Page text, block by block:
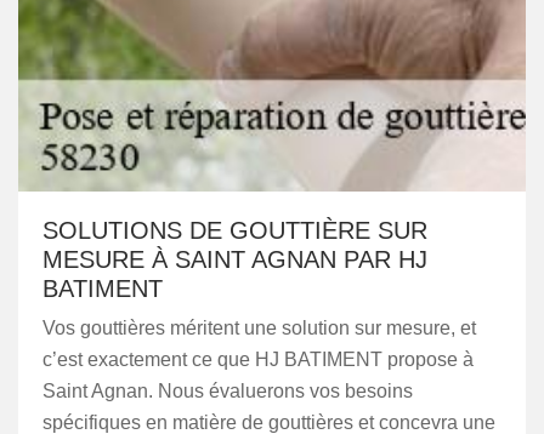
SOLUTIONS DE GOUTTIÈRE SUR
MESURE À SAINT AGNAN PAR HJ
BATIMENT
Vos gouttières méritent une solution sur mesure, et
c’est exactement ce que HJ BATIMENT propose à
Saint Agnan. Nous évaluerons vos besoins
spécifiques en matière de gouttières et concevra une